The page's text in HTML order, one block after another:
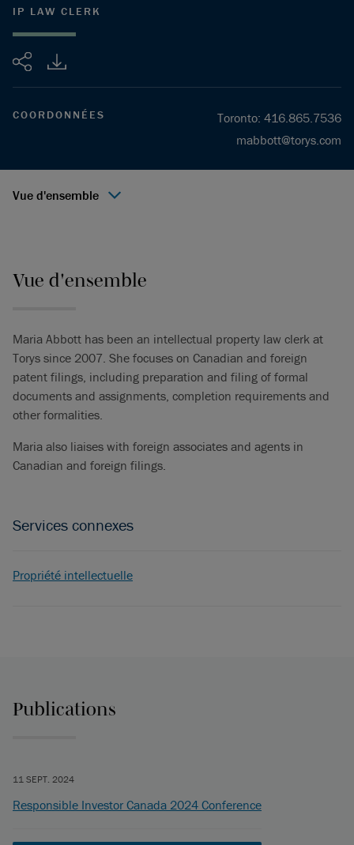
Partager
IP LAW CLERK
COORDONNÉES Toronto: 416.865.7536
mabbott@torys.com
Vue d'ensemble
Vue d'ensemble
Maria Abbott has been an intellectual property law clerk at
Torys since 2007. She focuses on Canadian and foreign
patent filings, including preparation and filing of formal
documents and assignments, completion requirements and
other formalities.
Maria also liaises with foreign associates and agents in
Canadian and foreign filings.
Services connexes
Propriété intellectuelle
Publications
11 SEPT. 2024
Responsible Investor Canada 2024 Conference